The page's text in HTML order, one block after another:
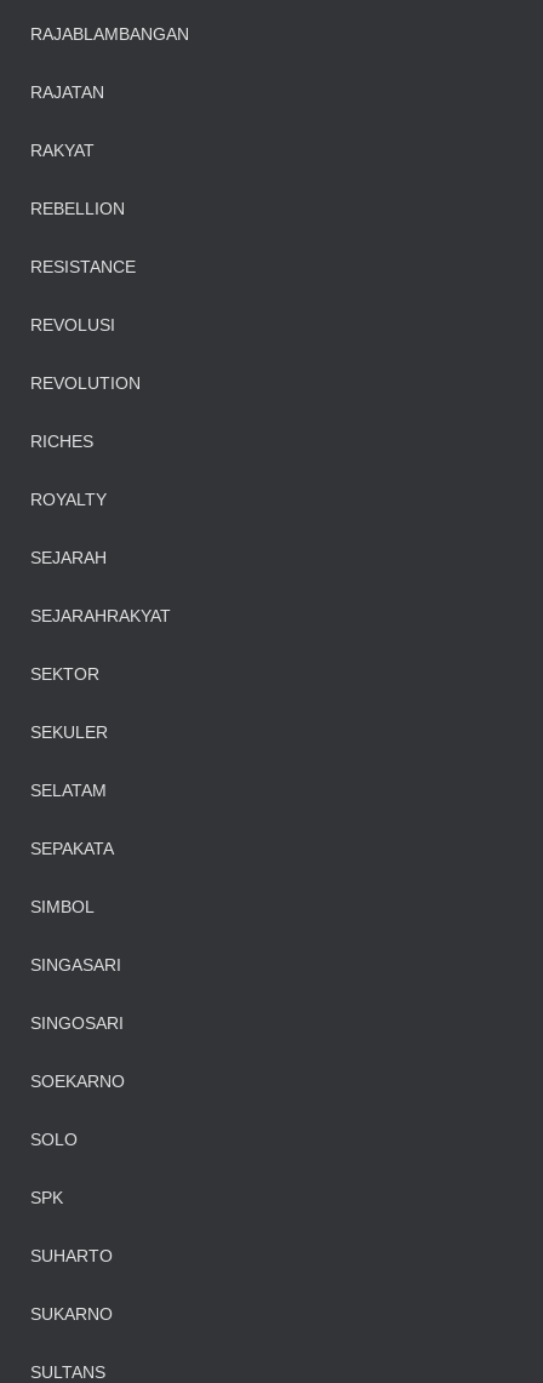
RAJABLAMBANGAN
RAJATAN
RAKYAT
REBELLION
RESISTANCE
REVOLUSI
REVOLUTION
RICHES
ROYALTY
SEJARAH
SEJARAHRAKYAT
SEKTOR
SEKULER
SELATAM
SEPAKATA
SIMBOL
SINGASARI
SINGOSARI
SOEKARNO
SOLO
SPK
SUHARTO
SUKARNO
SULTANS